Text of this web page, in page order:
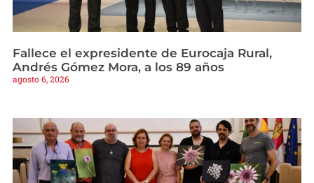
Fallece el expresidente de Eurocaja Rural,
Andrés Gómez Mora, a los 89 años
agosto 6, 2026